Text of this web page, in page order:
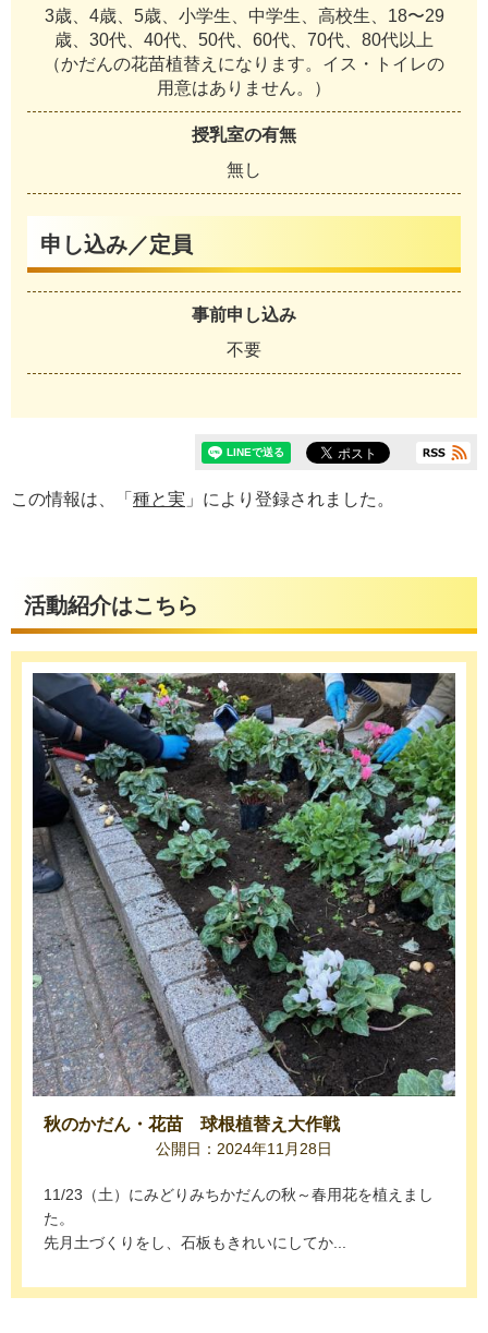
3歳、4歳、5歳、小学生、中学生、高校生、18〜29
歳、30代、40代、50代、60代、70代、80代以上
（かだんの花苗植替えになります。イス・トイレの
用意はありません。）
授乳室の有無
無し
申し込み／定員
事前申し込み
不要
この情報は、「 種と実 」により登録されました。
活動紹介はこちら
秋のかだん・花苗 球根植替え大作戦
公開日：2024年11月28日
11/23（土）にみどりみちかだんの秋～春用花を植えまし
た。
先月土づくりをし、石板もきれいにしてか...